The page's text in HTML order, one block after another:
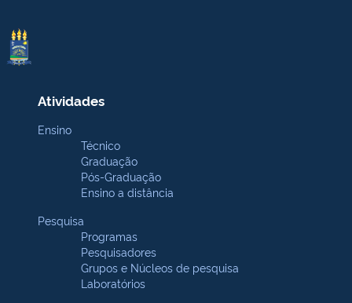
Atividades
Ensino
Técnico
Graduação
Pós-Graduação
Ensino a distância
Pesquisa
Programas
Pesquisadores
Grupos e Núcleos de pesquisa
Laboratórios